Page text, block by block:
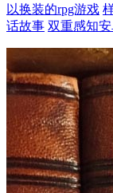
以换装的rpg游戏
话故事 双重感知